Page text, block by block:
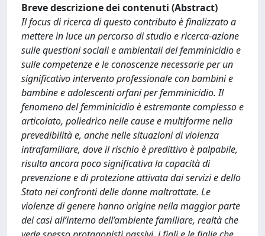
Breve descrizione dei contenuti (Abstract)
Il focus di ricerca di questo contributo è finalizzato a
mettere in luce un percorso di studio e ricerca-azione
sulle questioni sociali e ambientali del femminicidio e
sulle competenze e le conoscenze necessarie per un
significativo intervento professionale con bambini e
bambine e adolescenti orfani per femminicidio. Il
fenomeno del femminicidio è estremante complesso e
articolato, poliedrico nelle cause e multiforme nella
prevedibilità e, anche nelle situazioni di violenza
intrafamiliare, dove il rischio è predittivo è palpabile,
risulta ancora poco significativa la capacità di
prevenzione e di protezione attivata dai servizi e dello
Stato nei confronti delle donne maltrattate. Le
violenze di genere hanno origine nella maggior parte
dei casi all’interno dell’ambiente familiare, realtà che